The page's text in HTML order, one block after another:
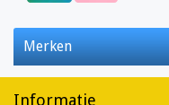
Merken
Informatie